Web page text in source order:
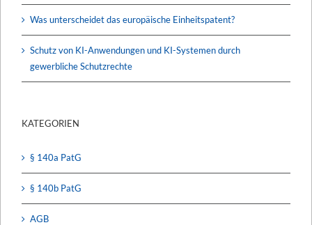
Was unterscheidet das europäische Einheitspatent?
Schutz von KI-Anwendungen und KI-Systemen durch
gewerbliche Schutzrechte
KATEGORIEN
§ 140a PatG
§ 140b PatG
AGB